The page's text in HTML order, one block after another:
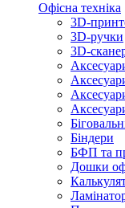
Офісна техніка
3D-
3D-ручки
3D-
Біндери
БФП та
Дошки